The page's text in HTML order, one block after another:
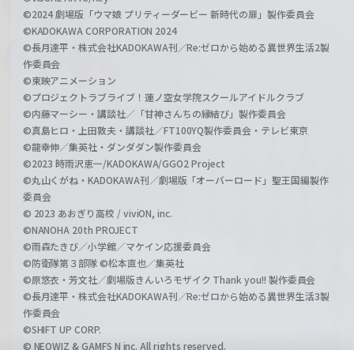
©2024 劇場版「ウマ娘 プリティーダービー 新時代の扉」製作委員会
©KADOKAWA CORPORATION 2024
©長月達平・株式会社KADOKAWA刊／Re:ゼロから始める異世界生活2製
作委員会
©東映アニメーション
©プロジェクトラブライブ！蓮ノ空女学院スクールアイドルクラブ
©内藤マーシー・講談社／「甘神さんちの縁結び」製作委員会
©真島ヒロ・上田敦夫・講談社／FT100YQ製作委員会・テレビ東京
©龍幸伸／集英社・ダンダダン製作委員会
©2023 時雨沢恵一/KADOKAWA/GGO2 Project
©丸山くがね・KADOKAWA刊／劇場版「オーバーロード」聖王国編製作
委員会
© 2023 あおぎり高校 / viviON, inc.
©NANOHA 20th PROJECT
©雨森たきび／小学館／マケイン応援委員会
©防衛隊第３部隊 ©松本直也／集英社
©原悠衣・芳文社／劇場版きんいろモザイク Thank you!! 製作委員会
©長月達平・株式会社KADOKAWA刊／Re:ゼロから始める異世界生活3製
作委員会
©SHIFT UP CORP.
© NEOWIZ & GAMFS N inc. All rights reserved.